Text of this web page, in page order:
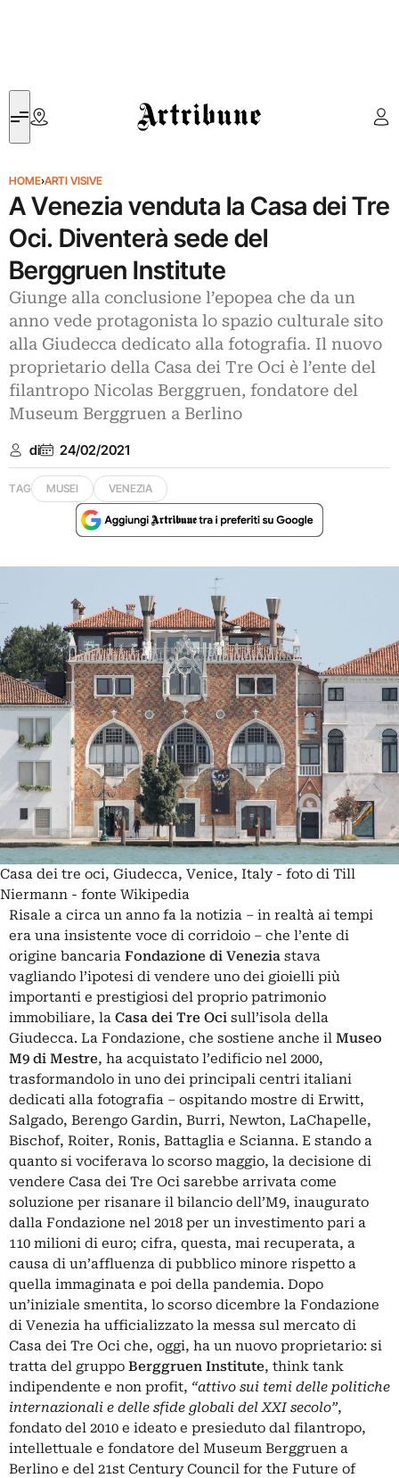
Artribune
HOME›ARTI VISIVE
A Venezia venduta la Casa dei Tre
Oci. Diventerà sede del
Berggruen Institute
Giunge alla conclusione l’epopea che da un
anno vede protagonista lo spazio culturale sito
alla Giudecca dedicato alla fotografia. Il nuovo
proprietario della Casa dei Tre Oci è l’ente del
filantropo Nicolas Berggruen, fondatore del
Museum Berggruen a Berlino
di 24/02/2021
TAG MUSEI VENEZIA
Casa dei tre oci, Giudecca, Venice, Italy - foto di Till
Niermann - fonte Wikipedia
Risale a circa un anno fa la notizia – in realtà ai tempi
era una insistente voce di corridoio – che l’ente di
origine bancaria Fondazione di Venezia stava
vagliando l’ipotesi di vendere uno dei gioielli più
importanti e prestigiosi del proprio patrimonio
immobiliare, la Casa dei Tre Oci sull’isola della
Giudecca. La Fondazione, che sostiene anche il Museo
M9 di Mestre, ha acquistato l’edificio nel 2000,
trasformandolo in uno dei principali centri italiani
dedicati alla fotografia – ospitando mostre di Erwitt,
Salgado, Berengo Gardin, Burri, Newton, LaChapelle,
Bischof, Roiter, Ronis, Battaglia e Scianna. E stando a
quanto si vociferava lo scorso maggio, la decisione di
vendere Casa dei Tre Oci sarebbe arrivata come
soluzione per risanare il bilancio dell’M9, inaugurato
dalla Fondazione nel 2018 per un investimento pari a
110 milioni di euro; cifra, questa, mai recuperata, a
causa di un’affluenza di pubblico minore rispetto a
quella immaginata e poi della pandemia. Dopo
un’iniziale smentita, lo scorso dicembre la Fondazione
di Venezia ha ufficializzato la messa sul mercato di
Casa dei Tre Oci che, oggi, ha un nuovo proprietario: si
tratta del gruppo Berggruen Institute, think tank
indipendente e non profit, “attivo sui temi delle politiche
internazionali e delle sfide globali del XXI secolo”,
fondato del 2010 e ideato e presieduto dal filantropo,
intellettuale e fondatore del Museum Berggruen a
Berlino e del 21st Century Council for the Future of